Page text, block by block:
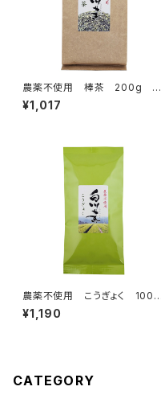
農薬不使用 棒茶 200g ク
リックポスト対応商品
¥1,017
農薬不使用 こうぎょく 100g
クリックポスト対応商品
¥1,190
CATEGORY